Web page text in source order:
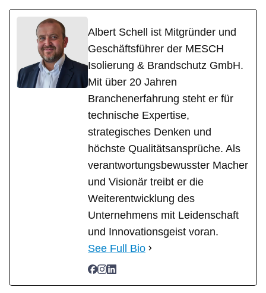
Albert Schell ist Mitgründer und
Geschäftsführer der MESCH
Isolierung & Brandschutz GmbH.
Mit über 20 Jahren
Branchenerfahrung steht er für
technische Expertise,
strategisches Denken und
höchste Qualitätsansprüche. Als
verantwortungsbewusster Macher
und Visionär treibt er die
Weiterentwicklung des
Unternehmens mit Leidenschaft
und Innovationsgeist voran.
See Full Bio